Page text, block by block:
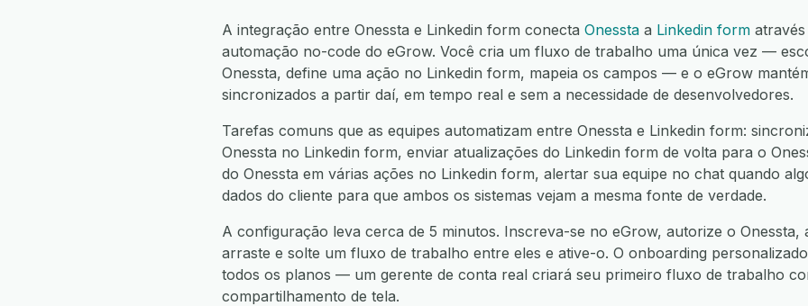
A integração entre Onessta e Linkedin form conecta Onessta a Linkedin form
automação no-code do eGrow. Você cria um fluxo de trabalho uma única vez —
Onessta, define uma ação no Linkedin form, mapeia os campos — e o eGrow
sincronizados a partir daí, em tempo real e sem a necessidade de desenvolvedores.
Tarefas comuns que as equipes automatizam entre Onessta e Linkedin form:
Onessta no Linkedin form, enviar atualizações do Linkedin form de volta para o
do Onessta em várias ações no Linkedin form, alertar sua equipe no chat quando
dados do cliente para que ambos os sistemas vejam a mesma fonte de verdade.
A configuração leva cerca de 5 minutos. Inscreva-se no eGrow, autorize o Onessta,
arraste e solte um fluxo de trabalho entre eles e ative-o. O onboarding
todos os planos — um gerente de conta real criará seu primeiro fluxo de trabalho
compartilhamento de tela.